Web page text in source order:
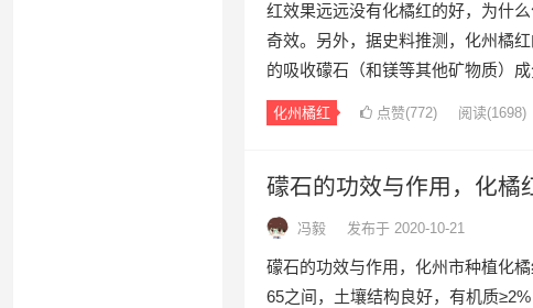
红效果远远没有化橘红的好，为什
奇效。另外，据史料推测，化州橘
的吸收礞石（和镁等其他矿物质）
化州橘红 点赞(772) 阅读(1698)
礞石的功效与作用，化橘
冯毅 发布于 2020-10-21
礞石的功效与作用，化州市种植化
65之间，土壤结构良好，有机质